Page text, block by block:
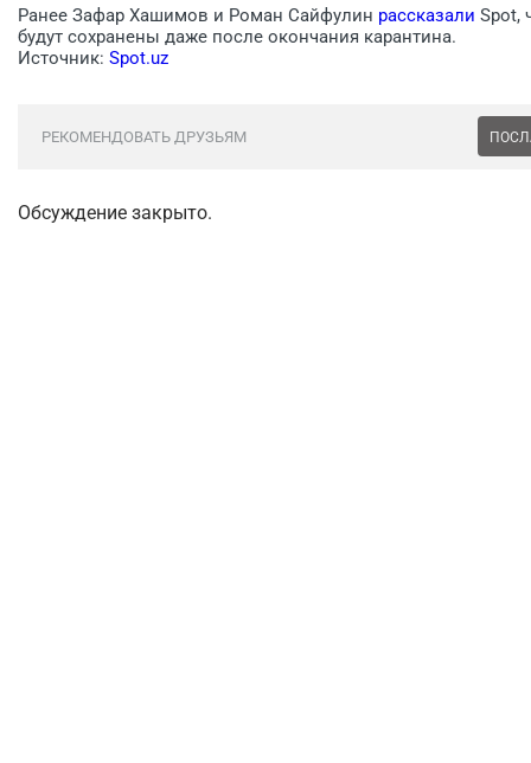
Ранее Зафар Хашимов и Роман Сайфулин рассказали Spot,
будут сохранены даже после окончания карантина.
Источник: Spot.uz
РЕКОМЕНДОВАТЬ ДРУЗЬЯМ
Обсуждение закрыто.